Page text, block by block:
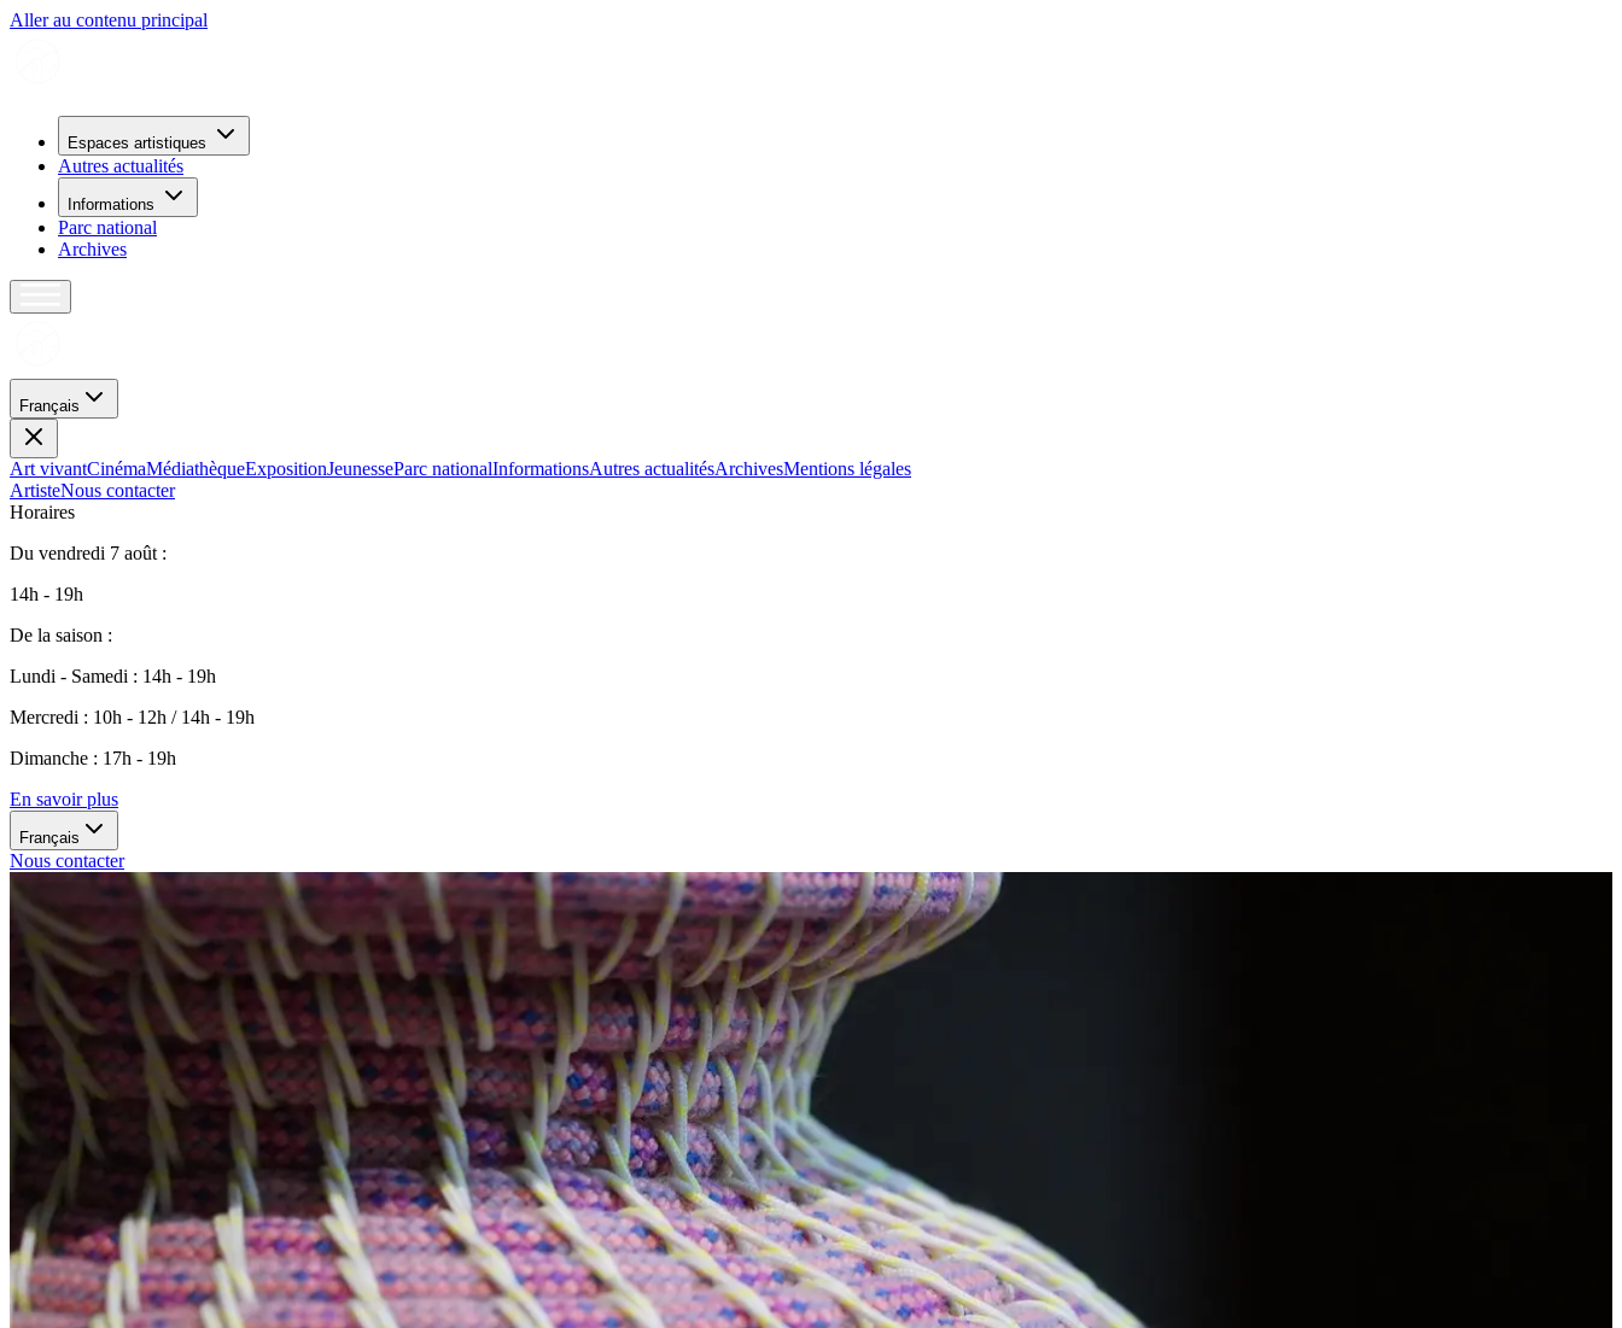
Aller au contenu principal
Espaces artistiques
Autres actualités
Informations
Parc national
Archives
Français
Art vivantCinémaMédiathèqueExpositionJeunesseParc nationalInformationsAutres actualitésArchivesMentions légales
ArtisteNous contacter
Horaires
Du vendredi 7 août :
14h - 19h
De la saison :
Lundi - Samedi : 14h - 19h
Mercredi : 10h - 12h / 14h - 19h
Dimanche : 17h - 19h
En savoir plus
Français
Nous contacter